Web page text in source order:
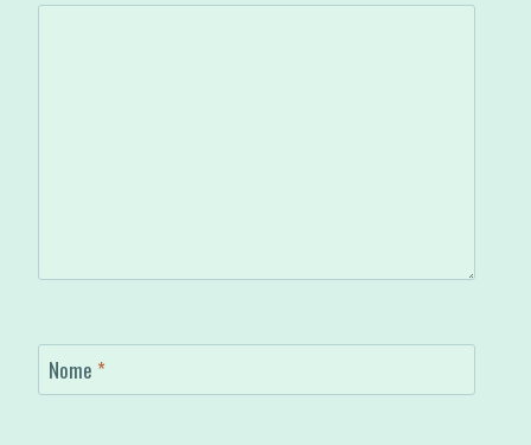
Nome *